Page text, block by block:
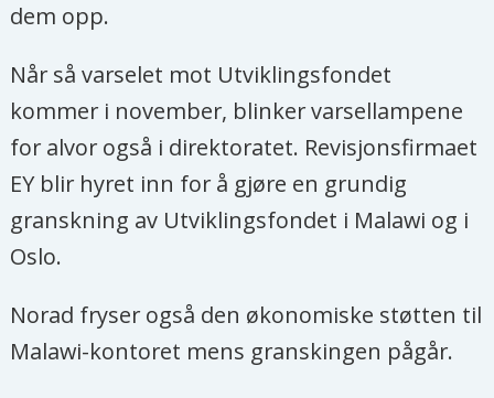
dem opp.
Når så varselet mot Utviklingsfondet
kommer i november, blinker varsellampene
for alvor også i direktoratet. Revisjonsfirmaet
EY blir hyret inn for å gjøre en grundig
granskning av Utviklingsfondet i Malawi og i
Oslo.
Norad fryser også den økonomiske støtten til
Malawi-kontoret mens granskingen pågår.